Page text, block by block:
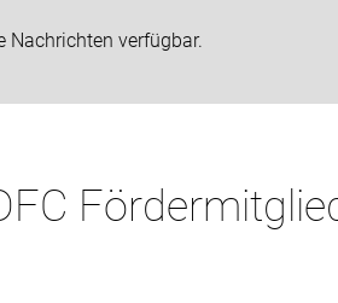
Nachrichten verfügbar.